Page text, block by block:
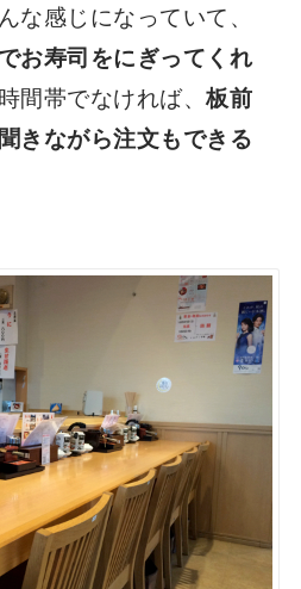
な感じになっていて、
お寿司をにぎってくれ
間帯でなければ、板前
きながら注文もできる